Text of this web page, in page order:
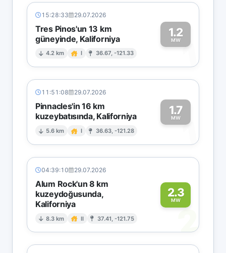
15:28:33 29.07.2026
Tres Pinos'un 13 km
güneyinde, Kaliforniya
4.2 km I 36.67, -121.33
1.2
MW1
11:51:08 29.07.2026
Pinnacles'in 16 km
kuzeybatısında, Kaliforniya
5.6 km I 36.63, -121.28
1.7
MW1
04:39:10 29.07.2026
Alum Rock'un 8 km
kuzeydoğusunda,
Kaliforniya
8.3 km II 37.41, -121.75
2.3
MW
2